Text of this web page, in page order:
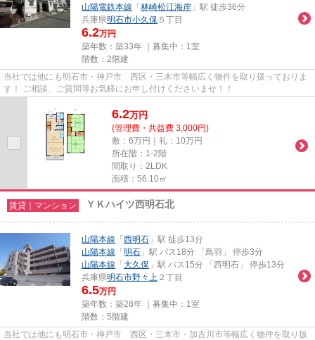
山陽電鉄本線 「 林崎松江海岸 」駅 徒歩36分
兵庫県明石市小久保 ５丁目
6.2万円
築年数：築33年 ｜募集中： 1室
階数：2階建
当社では他にも明石市・神戸市 西区・三木市等幅広く物件を取り扱っておりま
す！ ご相談、ご質問等お気軽にお申し付けくださいませ！！
6.2万円
(管理費・共益費 3,000円)
敷：6万円｜礼：10万円
所在階：1-2階
間取り：2LDK
面積：56.10㎡
賃貸｜マンション ＹＫハイツ西明石北
山陽本線 「 西明石 」駅 徒歩13分
山陽本線 「 明石 」駅 バス18分 「鳥羽」 停歩3分
山陽本線 「 大久保 」駅 バス15分 「西明石」 停歩13分
兵庫県明石市野々上 ２丁目
6.5万円
築年数：築28年 ｜募集中： 1室
階数：5階建
当社では他にも明石市・神戸市 西区・三木市・加古川市等幅広く物件を取り扱